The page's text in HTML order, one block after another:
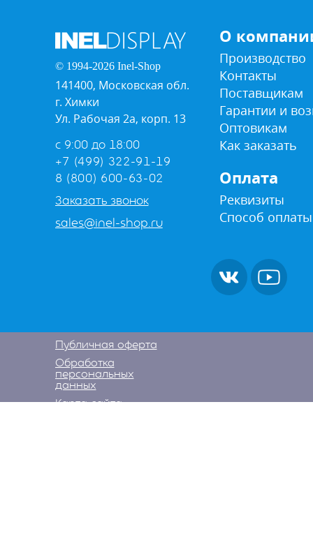
© 1994-2026 Inel-Shop
141400, Московская обл.
г. Химки
Ул. Рабочая 2а, корп. 13
с 9:00 до 18:00
+7 (499) 322-91-19
8 (800) 600-63-02
Заказать звонок
sales@inel-shop.ru
О
Производство
Контакты
Поставщикам
Гарантии и
Оптовикам
Как заказать
Оплата
Реквизиты
Способ оплаты
Публичная оферта
Обработка
персональных
данных
Карта сайта